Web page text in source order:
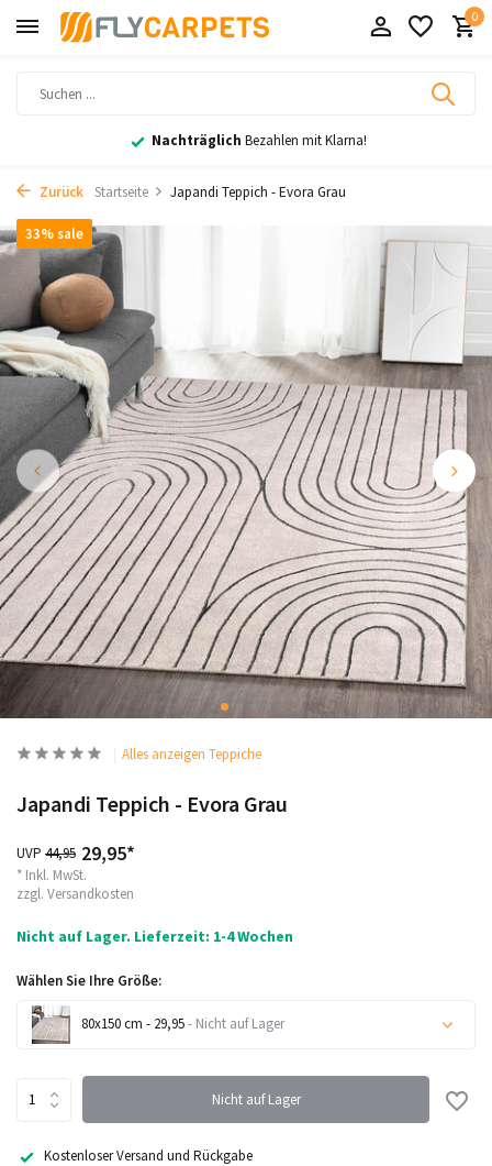
0
Nachträglich Bezahlen mit Klarna!
Zurück Startseite Japandi Teppich - Evora Grau
33% sale
Alles anzeigen Teppiche
Japandi Teppich - Evora Grau
UVP 44,95 29,95*
* Inkl. MwSt.
zzgl. Versandkosten
Nicht auf Lager. Lieferzeit: 1-4 Wochen
Wählen Sie Ihre Größe:
80x150 cm - 29,95- Nicht auf Lager
Nicht auf Lager
Nicht auf Lager
Kostenloser Versand und Rückgabe